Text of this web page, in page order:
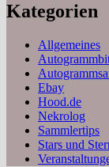
Kategorien
Allgemeines
Ebay
Hood.de
Nekrolog
Sammlertips
Stars und